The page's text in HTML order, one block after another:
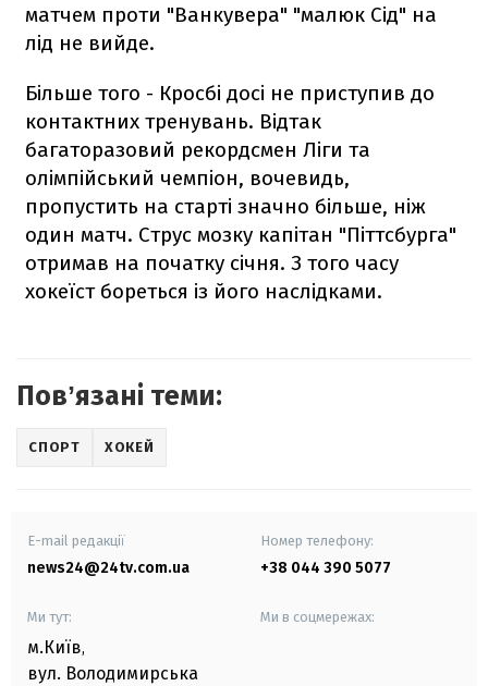
матчем проти "Ванкувера" "малюк Сід" на
лід не вийде.
Більше того - Кросбі досі не приступив до
контактних тренувань. Відтак
багаторазовий рекордсмен Ліги та
олімпійський чемпіон, вочевидь,
пропустить на старті значно більше, ніж
один матч. Струс мозку капітан "Піттсбурга"
отримав на початку січня. З того часу
хокеїст бореться із його наслідками.
Повʼязані теми:
СПОРТ ХОКЕЙ
E-mail редакції
news24@24tv.com.ua
Номер телефону:
+38 044 390 5077
Ми тут:
м.Київ,
вул. Володимирська
Ми в соцмережах: